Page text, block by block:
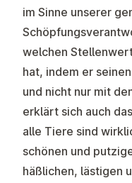
im Sinne unserer
welchen
hat, indem er
und nicht nur mit
erklärt sich auch
alle Tiere sind
schönen und
häßlichen, lästigen